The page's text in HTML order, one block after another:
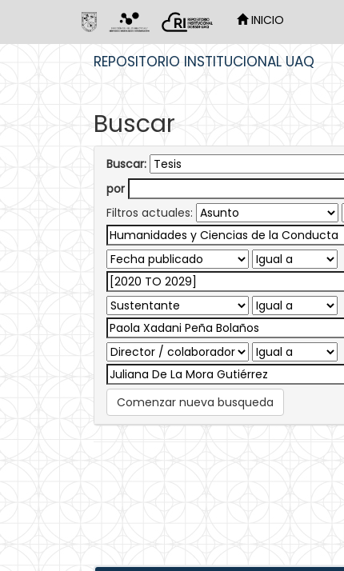
INICIO
REPOSITORIO INSTITUCIONAL UAQ
Buscar
Buscar:
por
Filtros actuales:
Comenzar nueva busqueda